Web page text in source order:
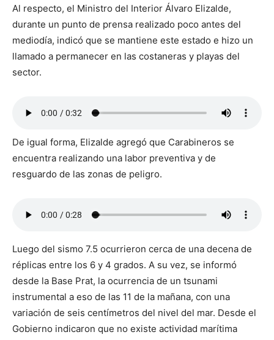
Al respecto, el Ministro del Interior Álvaro Elizalde,
durante un punto de prensa realizado poco antes del
mediodía, indicó que se mantiene este estado e hizo un
llamado a permanecer en las costaneras y playas del
sector.
De igual forma, Elizalde agregó que Carabineros se
encuentra realizando una labor preventiva y de
resguardo de las zonas de peligro.
Luego del sismo 7.5 ocurrieron cerca de una decena de
réplicas entre los 6 y 4 grados. A su vez, se informó
desde la Base Prat, la ocurrencia de un tsunami
instrumental a eso de las 11 de la mañana, con una
variación de seis centímetros del nivel del mar. Desde el
Gobierno indicaron que no existe actividad marítima